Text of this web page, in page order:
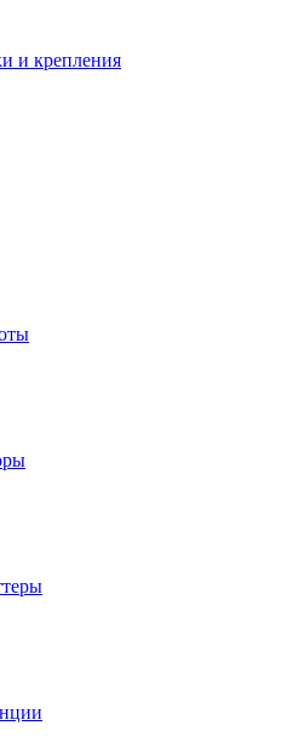
и крепления